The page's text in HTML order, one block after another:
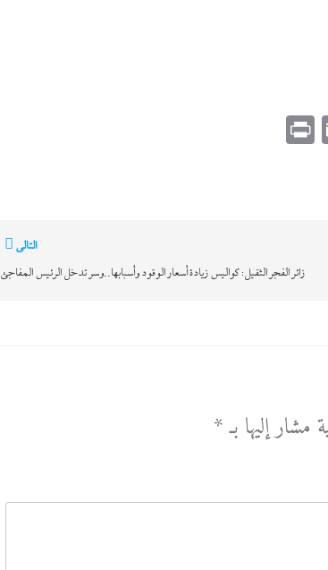
Email
التالي
زائر الفجر الثقيل: كواليس زيادة أسعار الوقود وأسبابها..وسر تدخل الرئيس المفاجئ
مشار إليها بـ*